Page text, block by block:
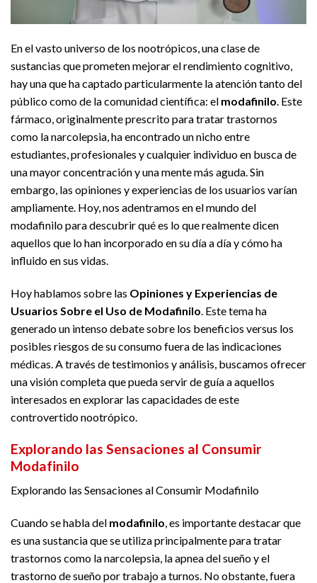
En el vasto universo de los nootrópicos, una clase de
sustancias que prometen mejorar el rendimiento cognitivo,
hay una que ha captado particularmente la atención tanto del
público como de la comunidad científica: el modafinilo. Este
fármaco, originalmente prescrito para tratar trastornos
como la narcolepsia, ha encontrado un nicho entre
estudiantes, profesionales y cualquier individuo en busca de
una mayor concentración y una mente más aguda. Sin
embargo, las opiniones y experiencias de los usuarios varían
ampliamente. Hoy, nos adentramos en el mundo del
modafinilo para descubrir qué es lo que realmente dicen
aquellos que lo han incorporado en su día a día y cómo ha
influido en sus vidas.
Hoy hablamos sobre las Opiniones y Experiencias de
Usuarios Sobre el Uso de Modafinilo . Este tema ha
generado un intenso debate sobre los beneficios versus los
posibles riesgos de su consumo fuera de las indicaciones
médicas. A través de testimonios y análisis, buscamos ofrecer
una visión completa que pueda servir de guía a aquellos
interesados en explorar las capacidades de este
controvertido nootrópico.
Explorando las Sensaciones al Consumir
Modafinilo
Explorando las Sensaciones al Consumir Modafinilo
Cuando se habla del modafinilo, es importante destacar que
es una sustancia que se utiliza principalmente para tratar
trastornos como la narcolepsia, la apnea del sueño y el
trastorno de sueño por trabajo a turnos. No obstante, fuera